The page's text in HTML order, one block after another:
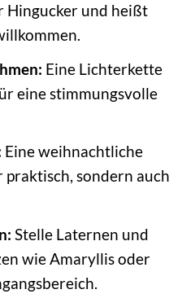
Hingucker und heißt
Eine Lichterkette
eine stimmungsvolle
Eine weihnachtliche
sondern auch
Stelle Laternen und
wie Amaryllis oder